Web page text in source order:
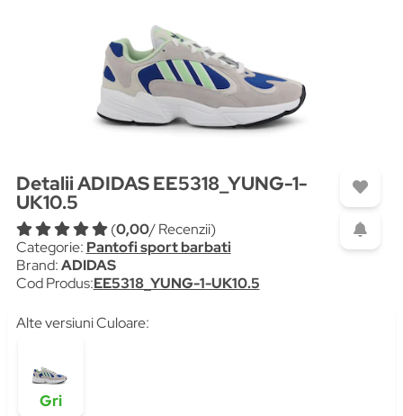
Detalii ADIDAS EE5318_YUNG-1-
UK10.5
(0,00/ Recenzii)
Categorie: Pantofi sport barbati
Brand:ADIDAS
Cod Produs:EE5318_YUNG-1-UK10.5
Alte versiuni Culoare:
Gri